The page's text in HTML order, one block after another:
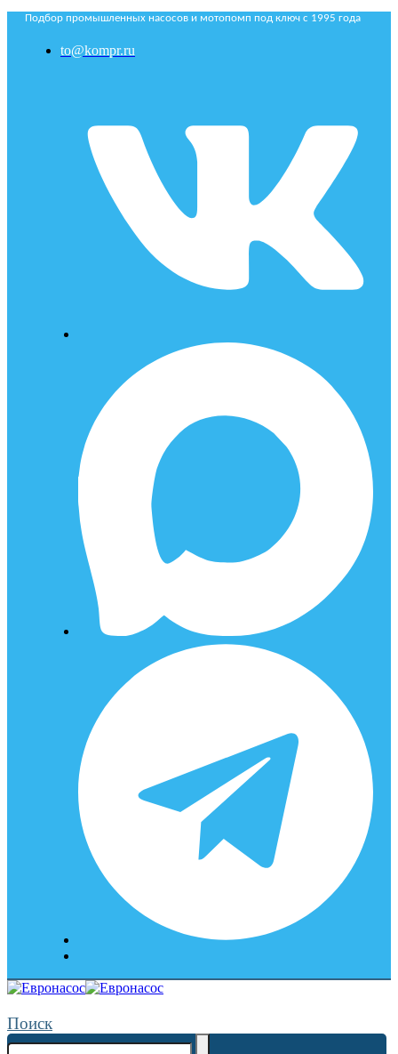
Подбор промышленных насосов и мотопомп под ключ с 1995 года
to@kompr.ru
Поиск